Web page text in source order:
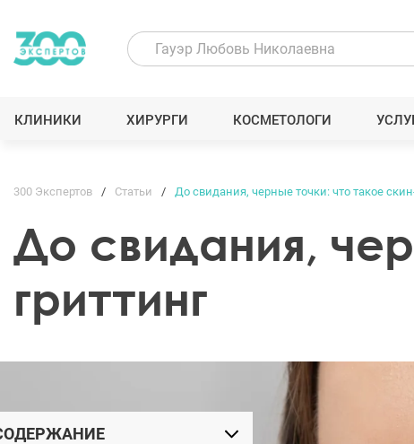
КЛИНИКИ ХИРУРГИ КОСМЕТОЛОГИ
300 Экспертов Статьи До свидания, черные точки: что такое
До свидания,
гриттинг